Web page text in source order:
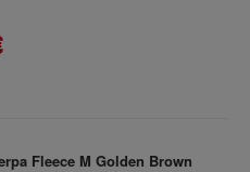
Fleece M Golden Brown